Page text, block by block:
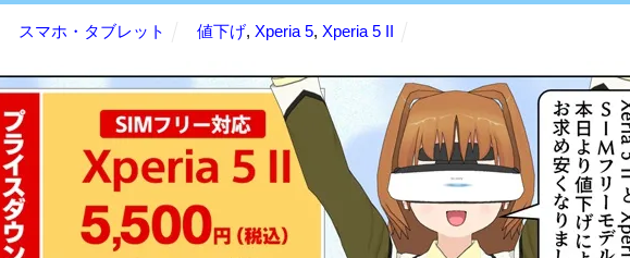
スマホ・タブレット 値下げ,Xperia 5,Xperia 5 II